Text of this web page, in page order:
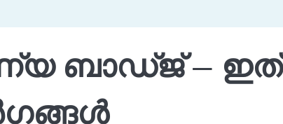
ബാഡ്ജ് – ഇത്